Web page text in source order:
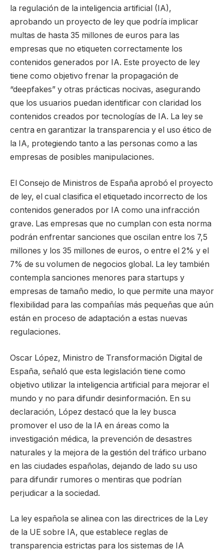
la regulación de la inteligencia artificial (IA),
aprobando un proyecto de ley que podría implicar
multas de hasta 35 millones de euros para las
empresas que no etiqueten correctamente los
contenidos generados por IA. Este proyecto de ley
tiene como objetivo frenar la propagación de
“deepfakes” y otras prácticas nocivas, asegurando
que los usuarios puedan identificar con claridad los
contenidos creados por tecnologías de IA. La ley se
centra en garantizar la transparencia y el uso ético de
la IA, protegiendo tanto a las personas como a las
empresas de posibles manipulaciones.
El Consejo de Ministros de España aprobó el proyecto
de ley, el cual clasifica el etiquetado incorrecto de los
contenidos generados por IA como una infracción
grave. Las empresas que no cumplan con esta norma
podrán enfrentar sanciones que oscilan entre los 7,5
millones y los 35 millones de euros, o entre el 2% y el
7% de su volumen de negocios global. La ley también
contempla sanciones menores para startups y
empresas de tamaño medio, lo que permite una mayor
flexibilidad para las compañías más pequeñas que aún
están en proceso de adaptación a estas nuevas
regulaciones.
Oscar López, Ministro de Transformación Digital de
España, señaló que esta legislación tiene como
objetivo utilizar la inteligencia artificial para mejorar el
mundo y no para difundir desinformación. En su
declaración, López destacó que la ley busca
promover el uso de la IA en áreas como la
investigación médica, la prevención de desastres
naturales y la mejora de la gestión del tráfico urbano
en las ciudades españolas, dejando de lado su uso
para difundir rumores o mentiras que podrían
perjudicar a la sociedad.
La ley española se alinea con las directrices de la Ley
de la UE sobre IA, que establece reglas de
transparencia estrictas para los sistemas de IA